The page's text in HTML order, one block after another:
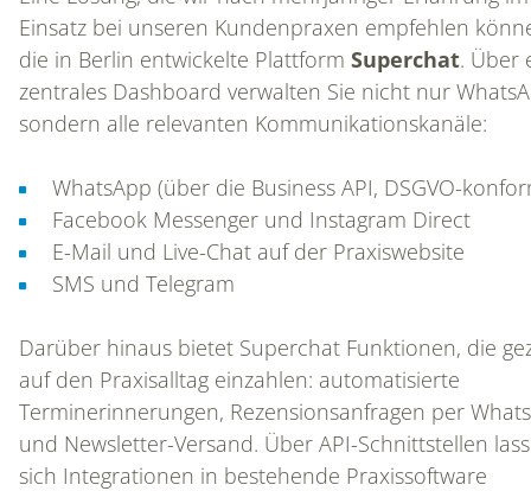
HOME
Einsatz bei unseren Kundenpraxen empfehlen
die in Berlin entwickelte Plattform Superchat. Über
zentrales Dashboard verwalten Sie nicht nur
sondern alle relevanten Kommunikationskanäle:
WhatsApp (über die Business API, DSGVO-
Facebook Messenger und Instagram Direct
E-Mail und Live-Chat auf der Praxiswebsite
SMS und Telegram
Darüber hinaus bietet Superchat Funktionen, die
auf den Praxisalltag einzahlen: automatisierte
Terminerinnerungen, Rezensionsanfragen per
und Newsletter-Versand. Über API-Schnittstellen
sich Integrationen in bestehende Praxissoftware